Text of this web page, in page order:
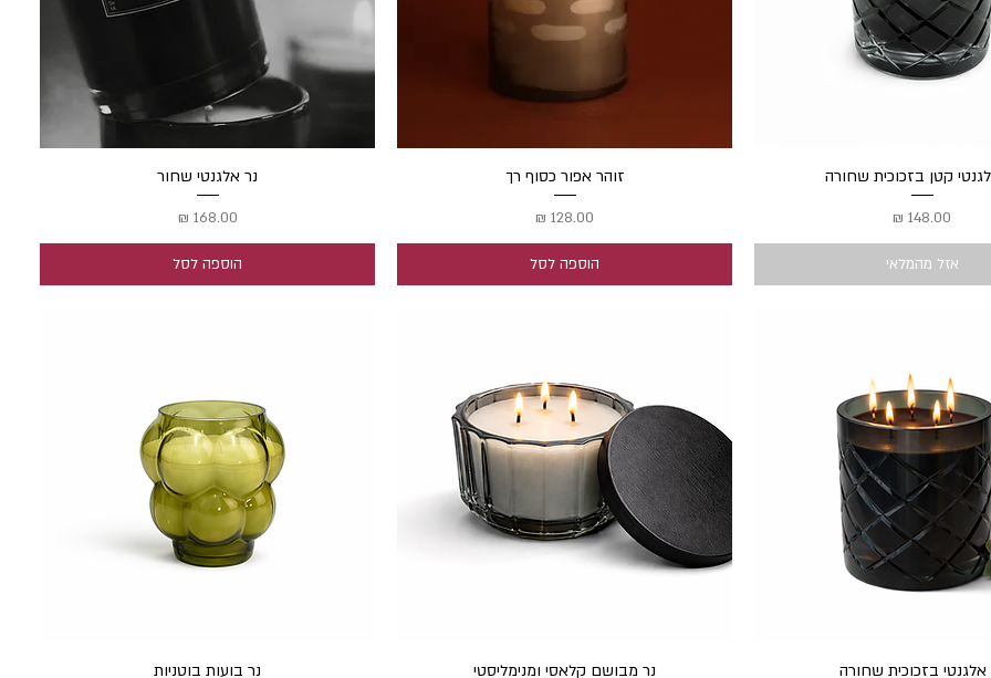
תצוגה מהירה
קטן בזכוכית שחורה
מחיר
אזל מהמלאי
תצוגה מהירה
זוהר אפור כסוף רך
מחיר
הוספה לסל
תצוגה מהירה
נר אלגנטי שחור
מחיר
הוספה לסל
תצוגה מהירה
אלגנטי בזכוכית שחורה תצוגה מהירה
נר מבושם קלאסי ומנימליסטי תצוגה מהירה
נר בועות בוטניות